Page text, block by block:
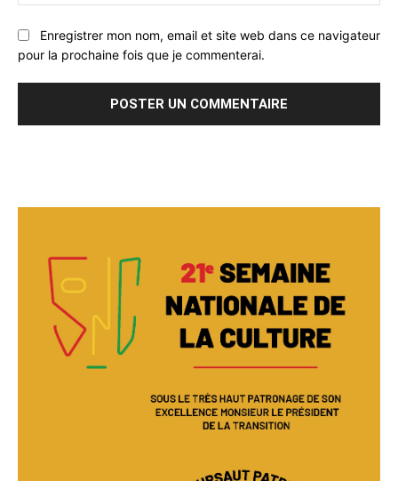
Enregistrer mon nom, email et site web dans ce navigateur
pour la prochaine fois que je commenterai.